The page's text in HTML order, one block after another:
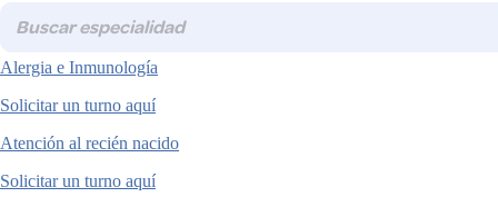
Alergia e Inmunología
Solicitar un turno aquí
Atención al recién nacido
Solicitar un turno aquí